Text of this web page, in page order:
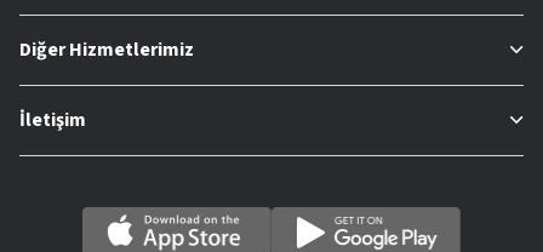
Diğer Hizmetlerimiz
İletişim